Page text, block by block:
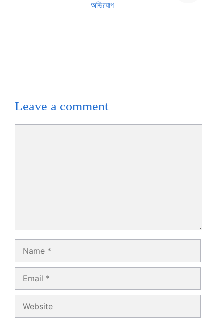
অভিযোগ
Leave a comment
Name
Email
Website